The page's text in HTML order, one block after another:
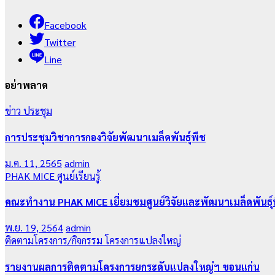
Facebook
Twitter
Line
อย่าพลาด
ข่าว ประชุม
การประชุมวิชาการกองวิจัยพัฒนาเมล็ดพันธุ์พืช
ม.ค. 11, 2565 admin
PHAK MICEศูนย์เรียนรู้
คณะทำงาน PHAK MICE เยี่ยมชมศูนย์วิจัยและพัฒนาเมล็ดพัน
พ.ย. 19, 2564admin
ติดตามโครงการ/กิจกรรม โครงการแปลงใหญ่
รายงานผลการติดตามโครงการยกระดับแปลงใหญ่ฯ ขอนแก่น